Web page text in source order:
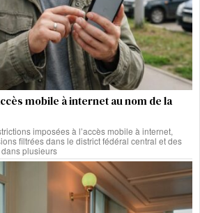
mobile à internet au nom de la
imposées à l’accès mobile à internet,
filtrées dans le district fédéral central et des
plusieurs